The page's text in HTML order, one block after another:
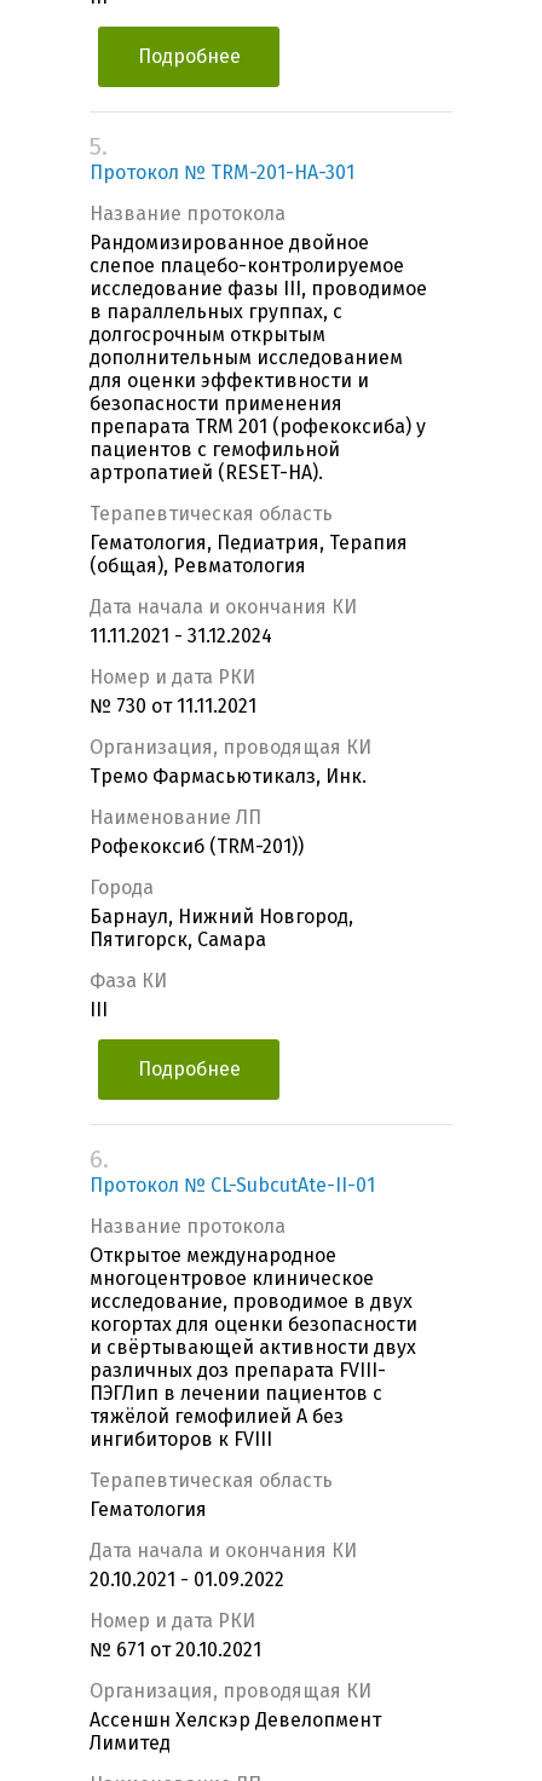
Подробнее
5.
Протокол № TRM-201-HA-301
Название протокола
Рандомизированное двойное
слепое плацебо-контролируемое
исследование фазы III, проводимое
в параллельных группах, с
долгосрочным открытым
дополнительным исследованием
для оценки эффективности и
безопасности применения
препарата TRM 201 (рофекоксиба) у
пациентов с гемофильной
артропатией (RESET-HA).
Терапевтическая область
Гематология, Педиатрия, Терапия
(общая), Ревматология
Дата начала и окончания КИ
11.11.2021 - 31.12.2024
Номер и дата РКИ
№ 730 от 11.11.2021
Организация, проводящая КИ
Тремо Фармасьютикалз, Инк.
Наименование ЛП
Рофекоксиб (TRM-201))
Города
Барнаул, Нижний Новгород,
Пятигорск, Самара
Фаза КИ
Подробнее
6.
Протокол № CL-SubcutAte-II-01
Название протокола
Открытое международное
многоцентровое клиническое
исследование, проводимое в двух
когортах для оценки безопасности
и свёртывающей активности двух
различных доз препарата FVIII-
ПЭГЛип в лечении пациентов с
тяжёлой гемофилией A без
ингибиторов к FVIII
Терапевтическая область
Гематология
Дата начала и окончания КИ
20.10.2021 - 01.09.2022
Номер и дата РКИ
№ 671 от 20.10.2021
Организация, проводящая КИ
Ассеншн Хелскэр Девелопмент
Лимитед